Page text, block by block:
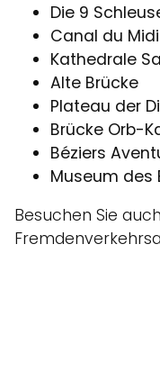
Die 9
Canal du Midi
Kathedrale
Alte Brücke
Plateau der
Brücke Orb-
Béziers
Museum des
Besuchen Sie